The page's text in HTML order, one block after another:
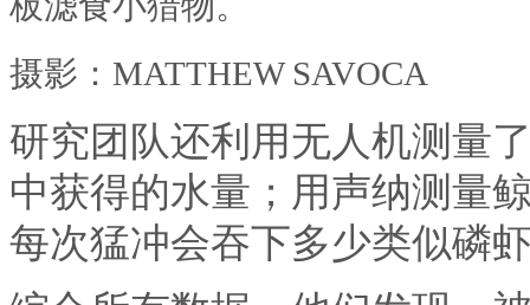
摄影：MATTHEW SAVOCA
研究团队还利用无人机测量
中获得的水量；用声纳测量
每次猛冲会吞下多少类似磷